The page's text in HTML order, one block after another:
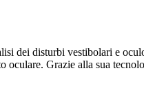
dei disturbi vestibolari e
Grazie alla sua